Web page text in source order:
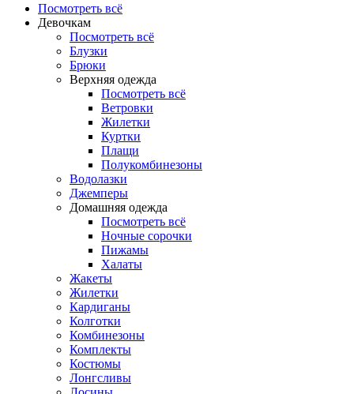
Посмотреть всё
Девочкам
Посмотреть всё
Блузки
Брюки
Верхняя одежда
Посмотреть всё
Ветровки
Жилетки
Куртки
Плащи
Полукомбинезоны
Водолазки
Джемперы
Домашняя одежда
Посмотреть всё
Ночные сорочки
Пижамы
Халаты
Жакеты
Жилетки
Кардиганы
Колготки
Комбинезоны
Комплекты
Костюмы
Лонгсливы